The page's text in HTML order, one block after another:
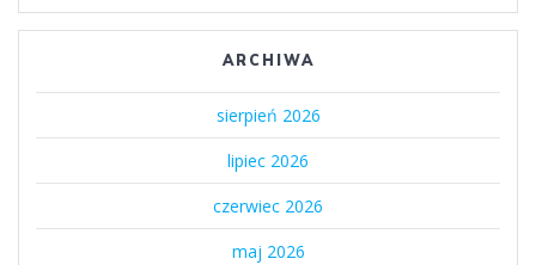
ARCHIWA
sierpień 2026
lipiec 2026
czerwiec 2026
maj 2026